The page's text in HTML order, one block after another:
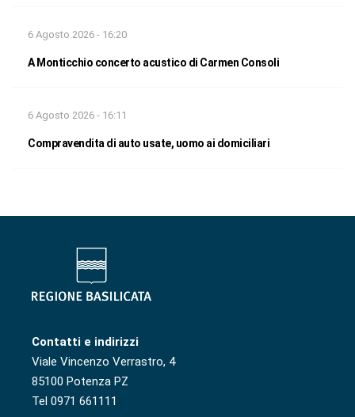
6 Agosto 2026 - 16:20
A Monticchio concerto acustico di Carmen Consoli
6 Agosto 2026 - 16:11
Compravendita di auto usate, uomo ai domiciliari
Contatti e indirizzi
Viale Vincenzo Verrastro, 4
85100 Potenza PZ
Tel 0971 661111